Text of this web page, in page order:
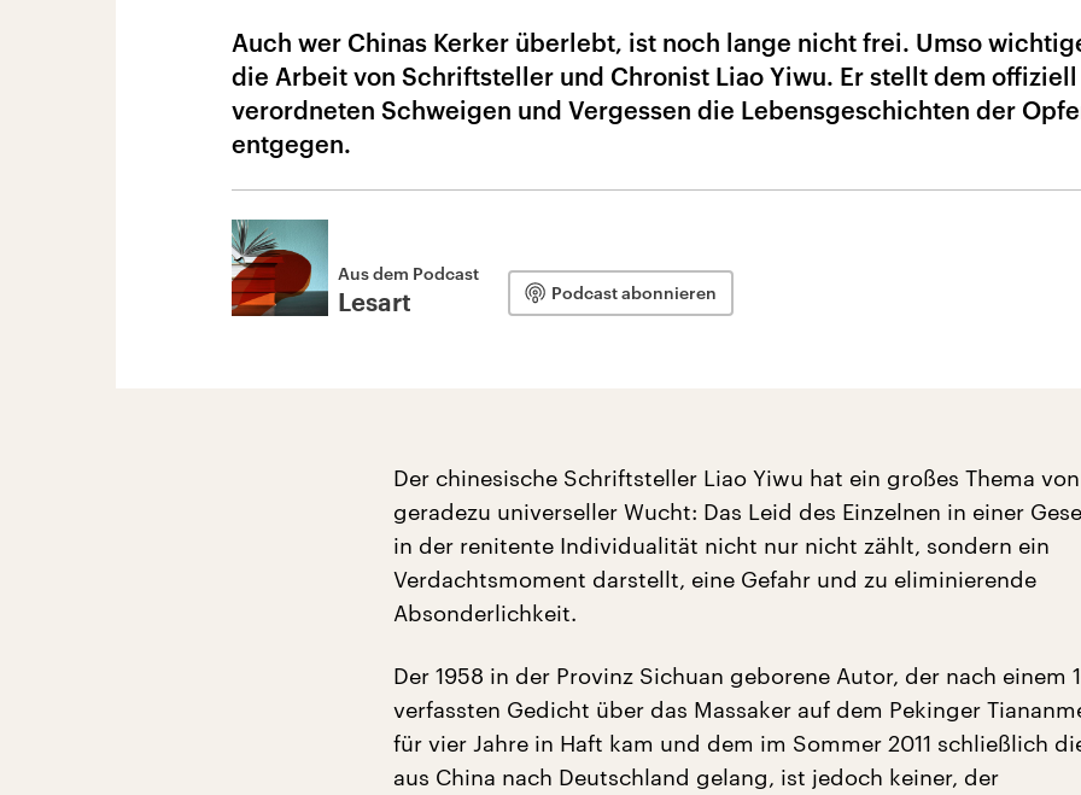
Auch wer Chinas Kerker überlebt, ist noch lange nicht frei. Umso
die Arbeit von Schriftsteller und Chronist Liao Yiwu. Er stellt dem offiziell
verordneten Schweigen und Vergessen die Lebensgeschichten der
entgegen.
Aus dem Podcast
Lesart Podcast abonnieren
Der chinesische Schriftsteller Liao Yiwu hat ein großes Thema von
geradezu universeller Wucht: Das Leid des Einzelnen in einer
in der renitente Individualität nicht nur nicht zählt, sondern ein
Verdachtsmoment darstellt, eine Gefahr und zu eliminierende
Absonderlichkeit.
Der 1958 in der Provinz Sichuan geborene Autor, der nach einem
verfassten Gedicht über das Massaker auf dem Pekinger
für vier Jahre in Haft kam und dem im Sommer 2011 schließlich
aus China nach Deutschland gelang, ist jedoch keiner, der